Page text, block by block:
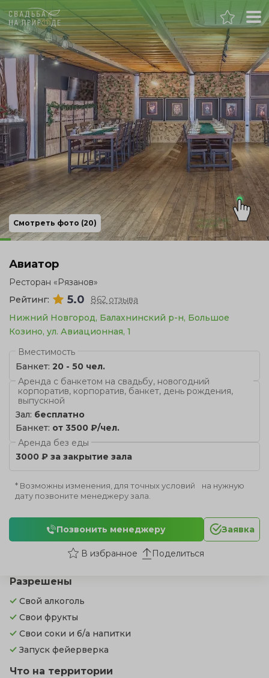
Нижний Новгород
Банкет
Свадьба
День рождения
Выпускной
Корпоратив
Смотреть фото (20)
Разрешены
Свой алкоголь
Свои фрукты
Свои соки и б/а напитки
Запуск фейерверка
Что на территории
Авиатор
Ресторан «Рязанов»
Рейтинг:
5.0
862 отзыва
Нижний Новгород, Балахнинский р-н, Большое
Козино, ул. Авиационная, 1
Вместимость
Банкет: 20 - 50 чел.
Аренда с банкетом на свадьбу, новогодний
корпоратив, корпоратив, банкет, день рождения,
выпускной
Зал: бесплатно
Банкет: от 3500 ₽/чел.
Аренда без еды
3000 ₽ за закрытие зала
* Возможны изменения, для точных условий на нужную
дату позвоните менеджеру зала.
Позвонить менеджеру Заявка
Поделиться